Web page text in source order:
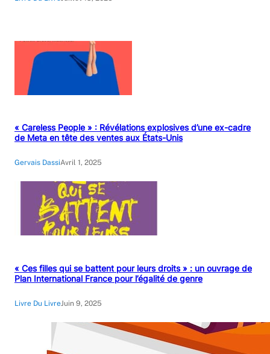
« Careless People » : Révélations explosives d’une ex-cadre
de Meta en tête des ventes aux États-Unis
Gervais DassiAvril 1, 2025
« Ces filles qui se battent pour leurs droits » : un ouvrage de
Plan International France pour l’égalité de genre
Livre Du LivreJuin 9, 2025